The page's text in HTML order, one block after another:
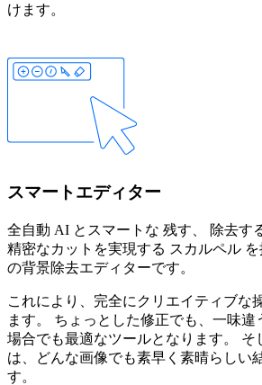
けます。
スマートエディター
全自動 AI とスマートな 残す 除去す
精密なカットを実現する スカルペル
の背景除去エディターです。
これにより、完全にクリエイティブな
ます。 ちょっとした修正でも、一味違
場合でも最適なツールとなります。 そ
は、どんな画像でも素早く素晴らしい
す。